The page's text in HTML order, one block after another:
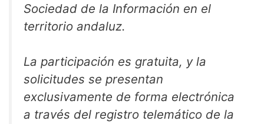
Sociedad de la Información en el
territorio andaluz.
La participación es gratuita, y la
solicitudes se presentan
exclusivamente de forma electrónica
a través del registro telemático de la